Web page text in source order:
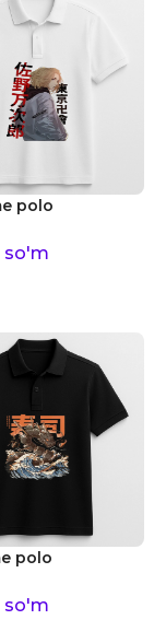
polo
so'm
polo
so'm